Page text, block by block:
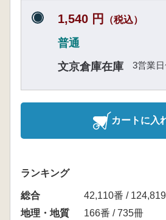
1,540 円 （税込）
普通
文京倉庫在庫
3営業
カートに入
ランキング
総合
42,110番 /
地理・地質
166番 / 735冊